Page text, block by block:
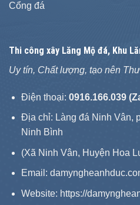
Cổng đá
Thi công xây Lăng Mộ đá, Khu
Uy tín, Chất lượng, tạo nên
Điện thoại: 0916.166.039
Địa chỉ: Làng đá Ninh Vân,
Ninh Bình
(Xã Ninh Vân, Huyện Hoa
Email:
Website: https://